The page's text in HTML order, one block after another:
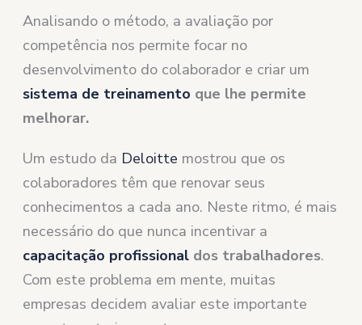
Analisando o método, a avaliação por
competência nos permite focar no
desenvolvimento do colaborador e criar um
sistema de treinamento que lhe permite
melhorar.
Um estudo da Deloitte mostrou que os
colaboradores têm que renovar seus
conhecimentos a cada ano. Neste ritmo, é mais
necessário do que nunca incentivar a
capacitação profissional dos trabalhadores.
Com este problema em mente, muitas
empresas decidem avaliar este importante